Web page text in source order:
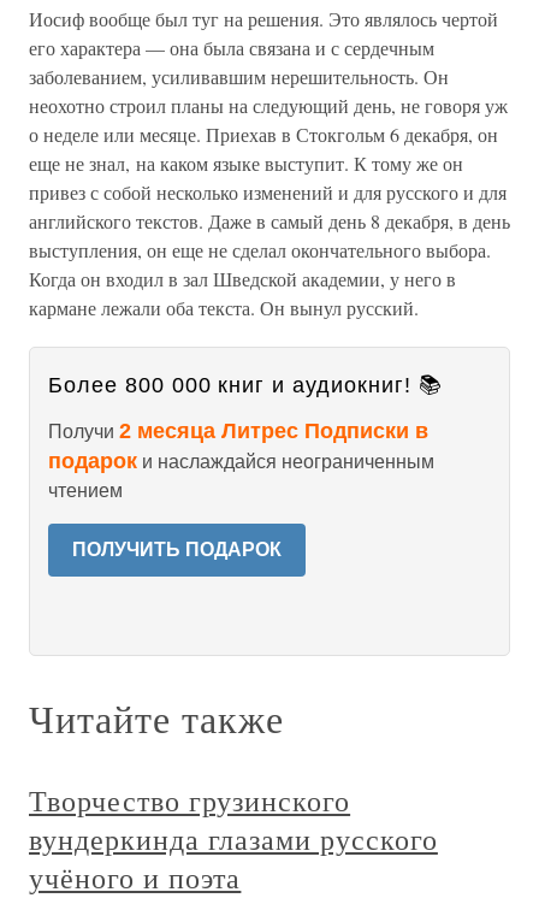
Иосиф вообще был туг на решения. Это являлось чертой
его характера — она была связана и с сердечным
заболеванием, усиливавшим нерешительность. Он
неохотно строил планы на следующий день, не говоря уж
о неделе или месяце. Приехав в Стокгольм 6 декабря, он
еще не знал, на каком языке выступит. К тому же он
привез с собой несколько изменений и для русского и для
английского текстов. Даже в самый день 8 декабря, в день
выступления, он еще не сделал окончательного выбора.
Когда он входил в зал Шведской академии, у него в
кармане лежали оба текста. Он вынул русский.
Более 800 000 книг и аудиокниг! 📚
Получи 2 месяца Литрес Подписки в
подарок и наслаждайся неограниченным
чтением
ПОЛУЧИТЬ ПОДАРОК
Читайте также
Творчество грузинского
вундеркинда глазами русского
учёного и поэта